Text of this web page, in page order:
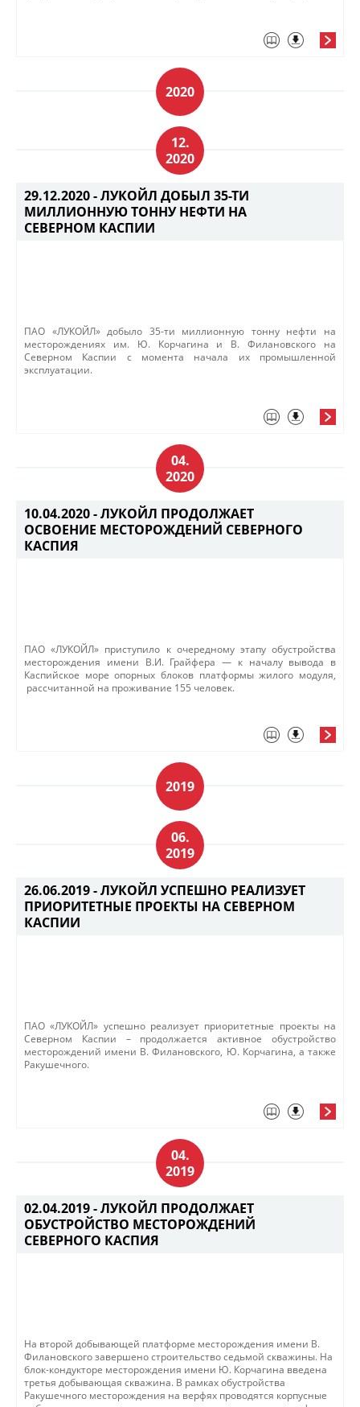
2020
12.
2020
29.12.2020 -ЛУКОЙЛ ДОБЫЛ 35-ТИ
МИЛЛИОННУЮ ТОННУ НЕФТИ НА
СЕВЕРНОМ КАСПИИ
ПАО «ЛУКОЙЛ» добыло 35-ти миллионную тонну
нефти на
месторождениях им. Ю. Корчагина и В. Филановского на
Северном Каспии с момента начала их промышленной
эксплуатации.
04.
2020
10.04.2020 -ЛУКОЙЛ ПРОДОЛЖАЕТ
ОСВОЕНИЕ МЕСТОРОЖДЕНИЙ СЕВЕРНОГО
КАСПИЯ
ПАО «ЛУКОЙЛ» приступило к очередному этапу обустройства
месторождения имени В.И. Грайфера — к началу вывода в
Каспийское море опорных блоков платформы жилого модуля,
рассчитанной на проживание 155 человек.
2019
06.
2019
26.06.2019 -ЛУКОЙЛ УСПЕШНО РЕАЛИЗУЕТ
ПРИОРИТЕТНЫЕ ПРОЕКТЫ НА СЕВЕРНОМ
КАСПИИ
ПАО «ЛУКОЙЛ» успешно реализует приоритетные проекты на
Северном Каспии – продолжается активное обустройство
месторождений имени В. Филановского, Ю. Корчагина, а также
Ракушечного.
04.
2019
02.04.2019 -ЛУКОЙЛ ПРОДОЛЖАЕТ
ОБУСТРОЙСТВО МЕСТОРОЖДЕНИЙ
СЕВЕРНОГО КАСПИЯ
​​На второй добывающей платформе месторождения имени В.
Филановского завершено строительство седьмой скважины.​ На
блок-кондукторе месторождения имени Ю. Корчагина введена
третья добывающая скважина​. ​В рамках обустройства
Ракушечного месторождения на верфях проводятся корпусные